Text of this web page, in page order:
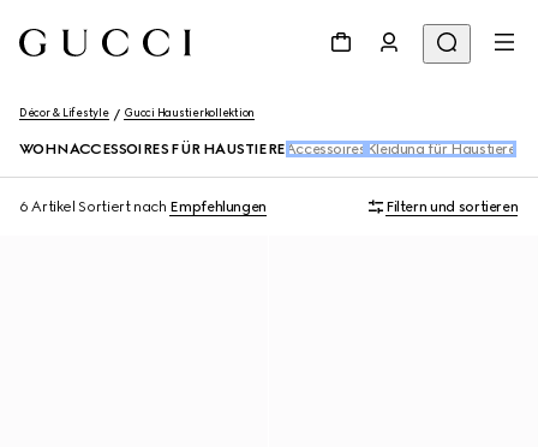
Décor & Lifestyle Gucci Haustierkollektion
WOHNACCESSOIRES FÜR HAUSTIERE Accessoires Kleidung für Haustiere​
6 Artikel Sortiert nach Empfehlungen Filtern und sortieren